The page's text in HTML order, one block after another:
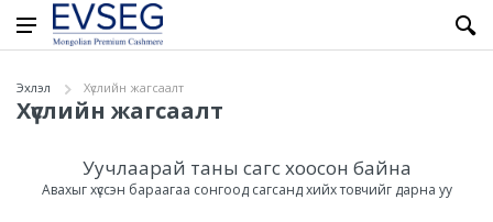
Эхлэл Хүслийн жагсаалт
Хүслийн жагсаалт
Уучлаарай таны сагс хоосон байна
Авахыг хүссэн бараагаа сонгоод сагсанд хийх товчийг дарна уу